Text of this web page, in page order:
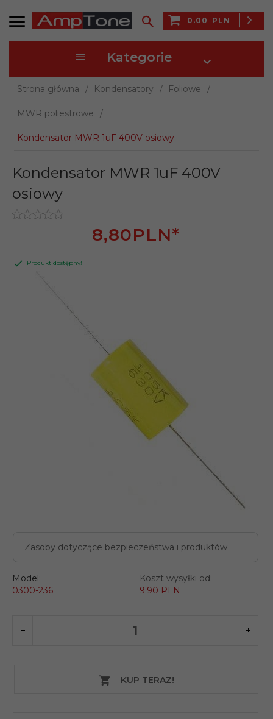
0.00 PLN
Kategorie
Strona główna Kondensatory Foliowe
MWR poliestrowe
Kondensator MWR 1uF 400V osiowy
Zasoby dotyczące bezpieczeństwa i produktów
Kondensator MWR 1uF 400V
osiowy
8,80PLN*
Produkt dostępny!
Model:
0300-236
Koszt wysyłki od:
9.90 PLN
KUP TERAZ!